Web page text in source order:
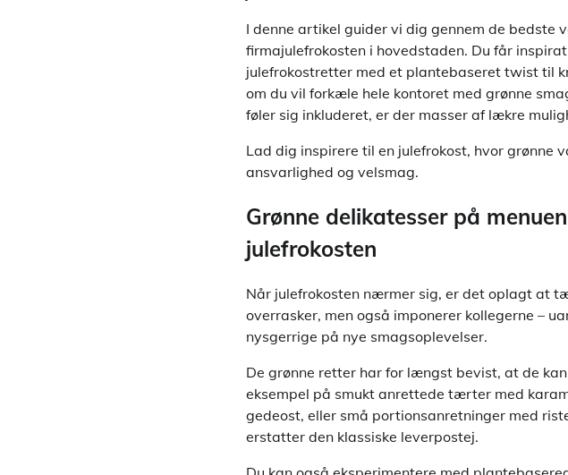
I denne artikel guider vi dig gennem de bedste
firmajulefrokosten i hovedstaden. Du får
julefrokostretter med et plantebaseret twist til
om du vil forkæle hele kontoret med grønne
føler sig inkluderet, er der masser af lækre
Lad dig inspirere til en julefrokost, hvor grønne
ansvarlighed og velsmag.
Grønne delikatesser på
julefrokosten
Når julefrokosten nærmer sig, er det oplagt at
overrasker, men også imponerer kollegerne –
nysgerrige på nye smagsoplevelser.
De grønne retter har for længst bevist, at de
eksempel på smukt anrettede tærter med
gedeost, eller små portionsanretninger med
erstatter den klassiske leverpostej.